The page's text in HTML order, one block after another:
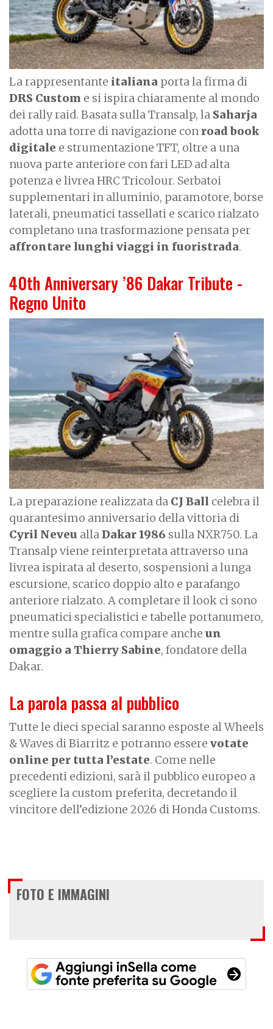
La rappresentante italiana porta la firma di
DRS Custom e si ispira chiaramente al mondo
dei rally raid. Basata sulla Transalp, la Saharja
adotta una torre di navigazione con road book
digitale e strumentazione TFT, oltre a una
nuova parte anteriore con fari LED ad alta
potenza e livrea HRC Tricolour. Serbatoi
supplementari in alluminio, paramotore, borse
laterali, pneumatici tassellati e scarico rialzato
completano una trasformazione pensata per
affrontare lunghi viaggi in fuoristrada.
40th Anniversary ’86 Dakar Tribute -
Regno Unito
g
e
La preparazione realizzata da CJ Ball celebra il
quarantesimo anniversario della vittoria di
Cyril Neveu allaDakar1986 sulla NXR750. La
Transalp viene reinterpretata attraverso una
livrea ispirata al deserto, sospensioni a lunga
escursione, scarico doppio alto e parafango
anteriore rialzato. A completare il look ci sono
pneumatici specialistici e tabelle portanumero,
mentre sulla grafica compare anche un
omaggio a Thierry Sabine, fondatore della
Dakar.
La parola passa al pubblico
Tutte le dieci special saranno esposte al Wheels
& Waves di Biarritz e potranno essere votate
online per tutta l’estate. Come nelle
precedenti edizioni, sarà il pubblico europeo a
scegliere la custom preferita, decretando il
vincitore dell’edizione 2026 di Honda Customs.
FOTO E IMMAGINI